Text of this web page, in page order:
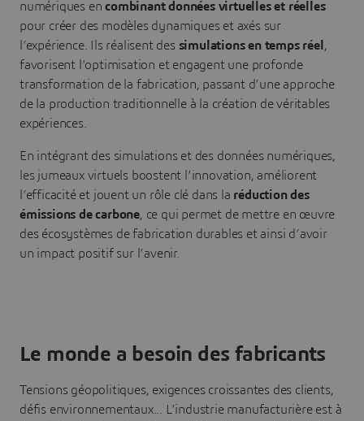
numériques encombinant données virtuelles et réelles
pour créer des modèles dynamiques et axés sur
l’expérience. Ils réalisent des simulations en temps réel ,
favorisent l’optimisation et engagent une profonde
transformation de la fabrication, passant d’une approche
de la production traditionnelle à la création de véritables
expériences.
En intégrant des simulations et des données numériques,
les jumeaux virtuels boostent l’innovation, améliorent
l’efficacité et jouent un rôle clé dans la réduction des
émissions de carbone, ce qui permet de mettre en œuvre
des écosystèmes de fabrication durables et ainsi d’avoir
un impact positif sur l’avenir.
Le monde a besoin des fabricants
Tensions géopolitiques, exigences croissantes des clients,
défis environnementaux... L’industrie manufacturière est à